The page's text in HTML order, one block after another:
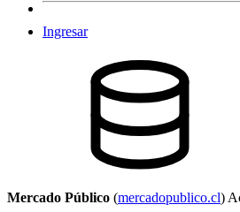
Ingresar
Mercado Público (mercadopublico.cl)